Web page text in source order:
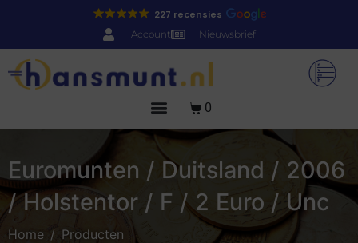
227 recensies
Account Nieuwsbrief
0
Euromunten / Duitsland / 2006
/ Holstentor / F / 2 Euro / Unc
Home
Producten